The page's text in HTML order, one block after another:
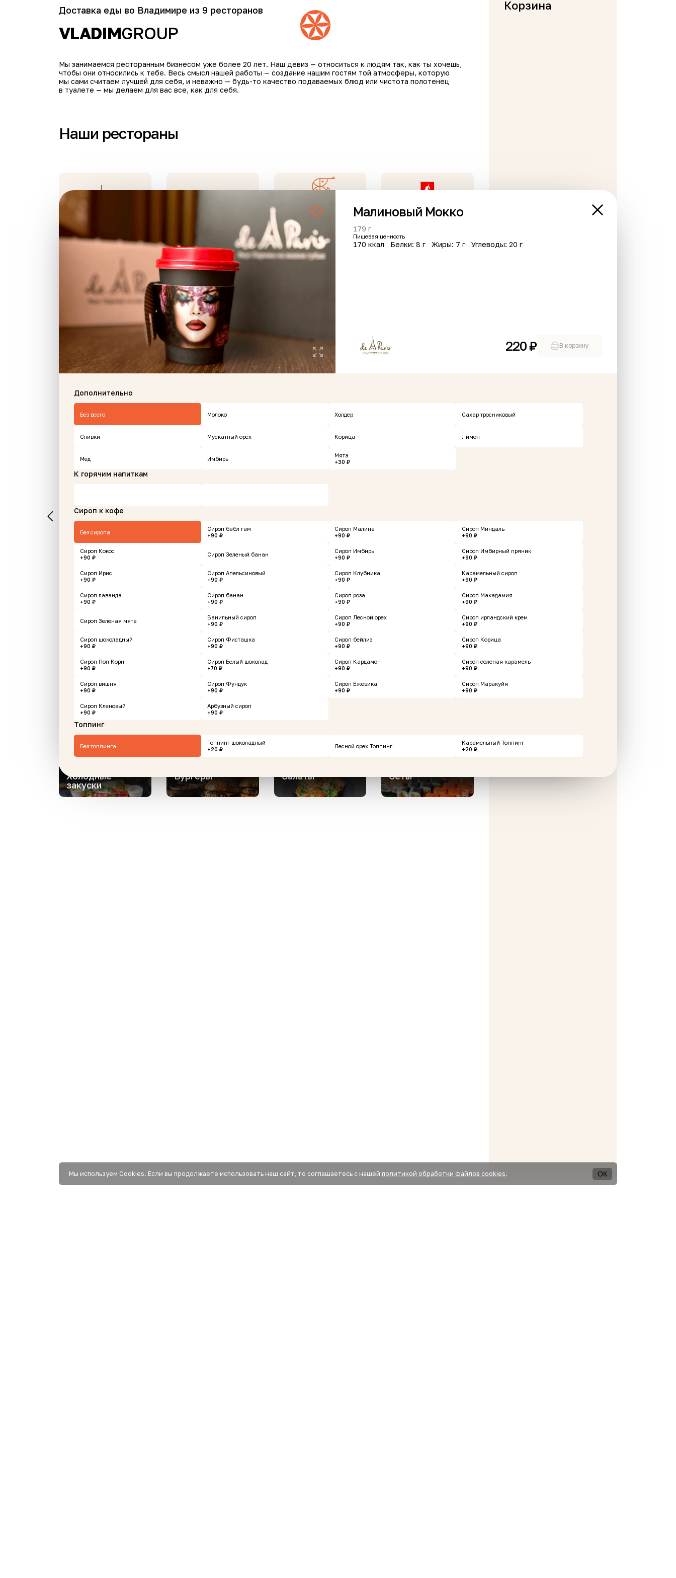
Доставка еды во Владимире из 9 ресторанов
VLADIMGROUP
Мы занимаемся ресторанным бизнесом уже более 20 лет. Наш девиз — относиться к людям так, как ты хочешь,
чтобы они относились к тебе. Весь смысл нашей работы — создание нашим гостям той атмосферы, которую
мы сами считаем лучшей для себя, и неважно — будь-то качество подаваемых блюд или чистота полотенец
в туалете — мы делаем для вас все, как для себя.
Наши рестораны
Сделать заказ
Новинки и хиты ресторанов
Шаурма сырная.
Еда и напитки ресторанов
Пицца Напитки
Холодные
закуски
Бургеры Салаты Сеты
Корзина
Малиновый Мокко
179 г
Пищевая ценность
170 ккал Белки: 8 г Жиры: 7 г Углеводы: 20 г
220 ₽ В корзину
Дополнительно
Без всего Молоко Холдер Сахар тросниковый
Сливки Мускатный орех Корица Лимон
Мед Имбирь
Мята
+30 ₽
К горячим напиткам
Сироп к кофе
Без сиропа
Сироп бабл гам
+90 ₽
Сироп Малина
+90 ₽
Сироп Миндаль
+90 ₽
Сироп Кокос
+90 ₽
Сироп Зеленый банан
Сироп Имбирь
+90 ₽
Сироп Имбирный пряник
+90 ₽
Сироп Ирис
+90 ₽
Сироп Апельсиновый
+90 ₽
Сироп Клубника
+90 ₽
Карамельный сироп
+90 ₽
Сироп лаванда
+90 ₽
Сироп банан
+90 ₽
Сироп роза
+90 ₽
Сироп Макадамия
+90 ₽
Сироп Зеленая мята
Ванильный сироп
+90 ₽
Сироп Лесной орех
+90 ₽
Сироп ирландский крем
+90 ₽
Сироп шоколадный
+90 ₽
Сироп Фисташка
+90 ₽
Сироп бейлиз
+90 ₽
Сироп Корица
+90 ₽
Сироп Поп Корн
+90 ₽
Сироп Белый шоколад
+70 ₽
Сироп Кардамон
+90 ₽
Сироп соленая карамель
+90 ₽
Сироп вишня
+90 ₽
Сироп Фундук
+90 ₽
Сироп Ежевика
+90 ₽
Сироп Маракуйя
+90 ₽
Сироп Кленовый
+90 ₽
Арбузный сироп
+90 ₽
Топпинг
Без топпинга
Топпинг шоколадный
+20 ₽
Лесной орех Топпинг
Карамельный Топпинг
+20 ₽
Мы используем Сookies. Если вы продолжаете использовать наш сайт, то соглашаетесь с нашей политикой обработки файлов cookies. ОК